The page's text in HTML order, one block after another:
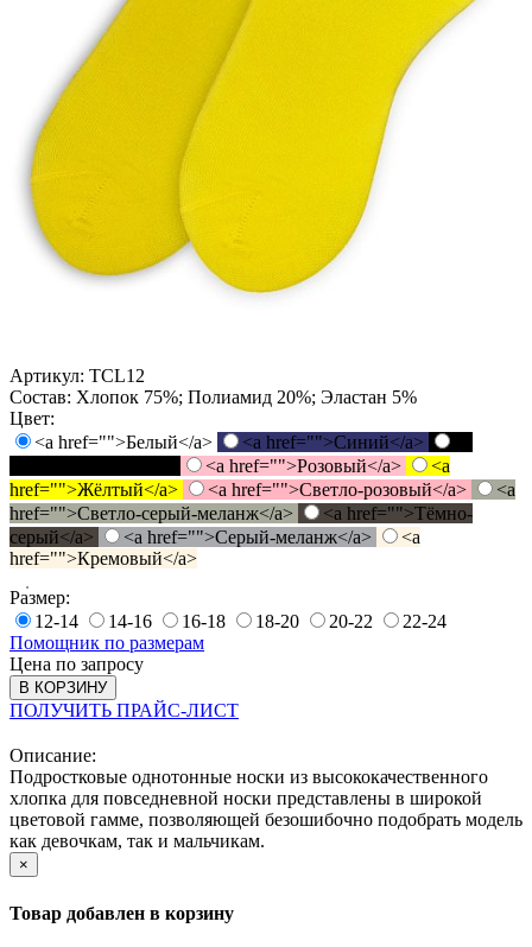
Артикул: TCL12
Состав: Хлопок 75%; Полиамид 20%; Эластан 5%
Цвет:
<a href="">Белый</a>
<a href="">Синий</a>
<a href="">Розовый</a>
<a
href="">Жёлтый</a>
<a href="">Светло-розовый</a>
<a
href="">Светло-серый-меланж</a>
<a href="">Тёмно-
серый</a>
<a href="">Серый-меланж</a>
<a
href="">Кремовый</a>
Размер:
12-14
14-16 16-18 18-20 20-22
22-24
Помощник по размерам
Цена по запросу
В КОРЗИНУ
ПОЛУЧИТЬ ПРАЙС-ЛИСТ
Описание:
Подростковые однотонные носки из высококачественного
хлопка для повседневной носки представлены в широкой
цветовой гамме, позволяющей безошибочно подобрать модель
как девочкам, так и мальчикам.
×
Товар добавлен в корзину